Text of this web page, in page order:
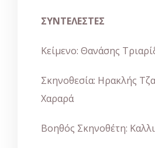
ΣΥΝΤΕΛΕΣΤΕΣ
Κείμενο: Θανάσης
Σκηνοθεσία: Ηρακλής
Χαραρά
Βοηθός Σκηνοθέτη: